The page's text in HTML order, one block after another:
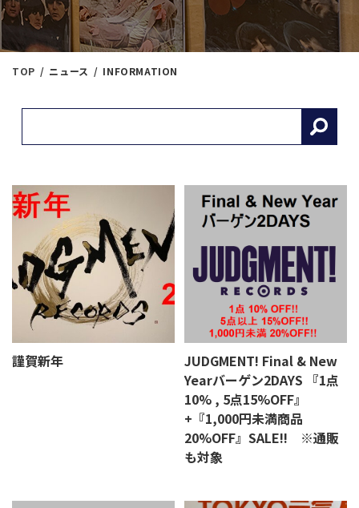
TOP ニュース INFORMATION
謹賀新年
JUDGMENT! Final & New
Yearバーゲン2DAYS 『1点
10% , 5点15%OFF』
+『1,000円未満商品
20%OFF』SALE!! ※通販
も対象